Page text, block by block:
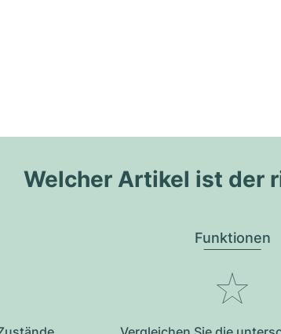
Welcher Artikel ist der
Funktionen